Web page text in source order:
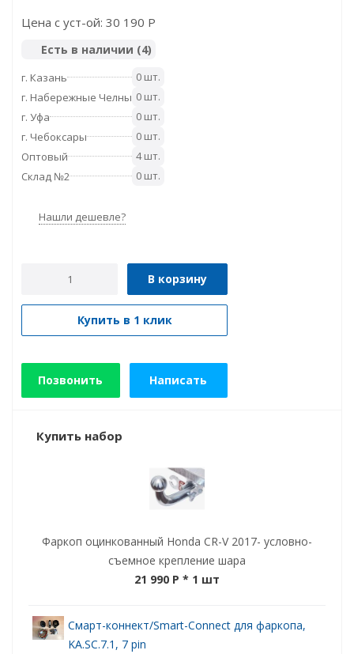
Цена с уст-ой: 30 190 P
Есть в наличии (4)
г. Казань
0 шт.
г. Набережные Челны 0 шт.
г. Уфа
0 шт.
г. Чебоксары
0 шт.
Оптовый
4 шт.
Склад №2
0 шт.
Нашли дешевле?
В корзину
Купить в 1 клик
Позвонить Написать
Купить набор
Фаркоп оцинкованный Honda CR-V 2017- условно-
съемное крепление шара
21 990 P * 1 шт
Смарт-коннект/Smart-Connect для фаркопа,
KA.SC.7.1, 7 pin